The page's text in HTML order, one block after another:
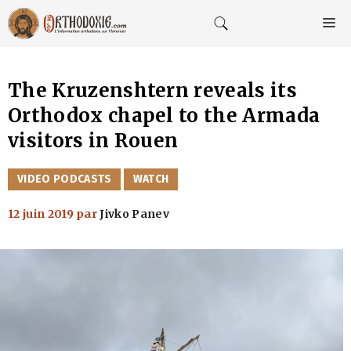
Aller
au
contenu
The Kruzenshtern reveals its
Orthodox chapel to the Armada
visitors in Rouen
CATÉGORIES
VIDEO PODCASTS WATCH
12 juin 2019 parJivko Panev